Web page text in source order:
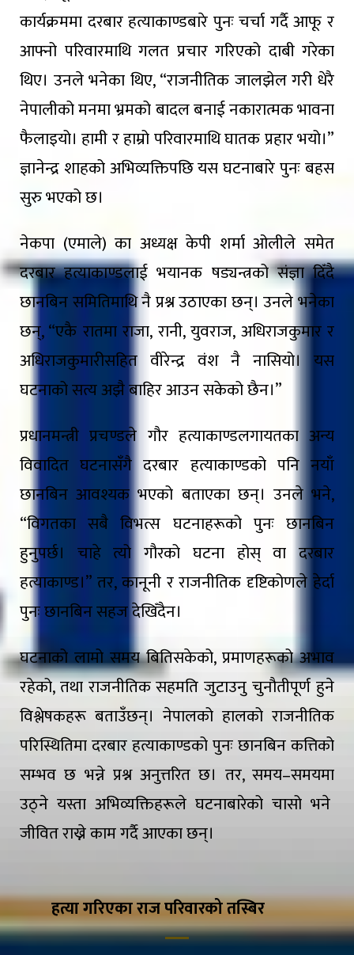
कार्यक्रममा दरबार हत्याकाण्डबारे पुनः चर्चा गर्दै आफू र
आफ्नो परिवारमाथि गलत प्रचार गरिएको दाबी गरेका
थिए। उनले भनेका थिए, “राजनीतिक जालझेल गरी धेरै
नेपालीको मनमा भ्रमको बादल बनाई नकारात्मक भावना
फैलाइयो। हामी र हाम्रो परिवारमाथि घातक प्रहार भयो।”
ज्ञानेन्द्र शाहको अभिव्यक्तिपछि यस घटनाबारे पुनः बहस
सुरु भएको छ।
नेकपा (एमाले) का अध्यक्ष केपी शर्मा ओलीले समेत
दरबार हत्याकाण्डलाई भयानक षड्यन्त्रको संज्ञा दिँदै
छानबिन समितिमाथि नै प्रश्न उठाएका छन्। उनले भनेका
छन्, “एकै रातमा राजा, रानी, युवराज, अधिराजकुमार र
अधिराजकुमारीसहित वीरेन्द्र वंश नै नासियो। यस
घटनाको सत्य अझै बाहिर आउन सकेको छैन।”
प्रधानमन्त्री प्रचण्डले गौर हत्याकाण्डलगायतका अन्य
विवादित घटनासँगै दरबार हत्याकाण्डको पनि नयाँ
छानबिन आवश्यक भएको बताएका छन्। उनले भने,
“विगतका सबै विभत्स घटनाहरूको पुनः छानबिन
हुनुपर्छ। चाहे त्यो गौरको घटना होस् वा दरबार
हत्याकाण्ड।” तर, कानूनी र राजनीतिक दृष्टिकोणले हेर्दा
पुनः छानबिन सहज देखिँदैन।
घटनाको लामो समय बितिसकेको, प्रमाणहरूको अभाव
रहेको, तथा राजनीतिक सहमति जुटाउनु चुनौतीपूर्ण हुने
विश्लेषकहरू बताउँछन्। नेपालको हालको राजनीतिक
परिस्थितिमा दरबार हत्याकाण्डको पुनः छानबिन कत्तिको
सम्भव छ भन्ने प्रश्न अनुत्तरित छ। तर, समय–समयमा
उठ्ने यस्ता अभिव्यक्तिहरूले घटनाबारेको चासो भने
जीवित राख्ने काम गर्दै आएका छन्।
हत्या गरिएका राज परिवारको तस्बिर